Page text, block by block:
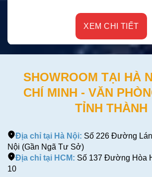
XEM CHI TIẾT
SHOWROOM TẠI HÀ
CHÍ MINH - VĂN
TỈNH THÀNH
Địa chỉ tại Hà Nội: Số 226 Đường
Nội (Gần Ngã Tư Sở)
Địa chỉ tại HCM: Số 137 Đường Hòa
10